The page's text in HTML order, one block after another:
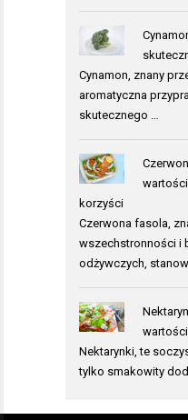
Cynamon, znany
aromatyczna
skutecznego …
korzyści
Czerwona fasola,
wszechstronności i
odżywczych,
Nektarynki, te
tylko smakowity